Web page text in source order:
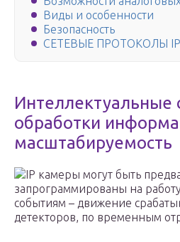
Виды и особенности
Безопасность
СЕТЕВЫЕ ПРОТОКОЛЫ
Интеллектуальные
обработки
масштабируемость
IP камеры могут быть
запрограммированы на
событиям – движение
детекторов, по временным